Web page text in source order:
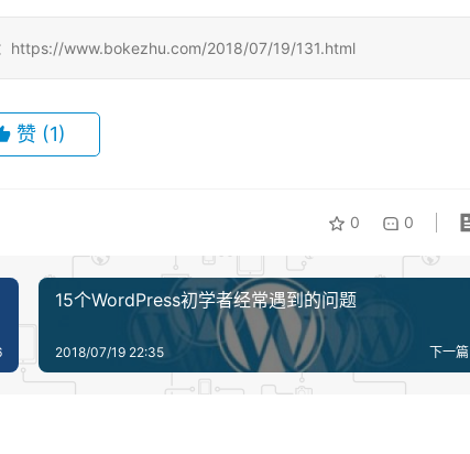
https://www.bokezhu.com/2018/07/19/131.html
赞 (1)
0 0
15个WordPress初学者经常遇到的问题
下一篇
2018/07/19 22:35